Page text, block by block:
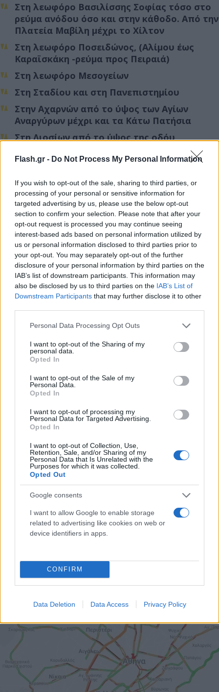
Flash.gr - Do Not Process My Personal Information
If you wish to opt-out of the sale, sharing to third parties, or
processing of your personal or sensitive information for
targeted advertising by us, please use the below opt-out
section to confirm your selection. Please note that after your
opt-out request is processed you may continue seeing
interest-based ads based on personal information utilized by
us or personal information disclosed to third parties prior to
your opt-out. You may separately opt-out of the further
disclosure of your personal information by third parties on the
IAB’s list of downstream participants. This information may
also be disclosed by us to third parties on the IAB’s List of
Downstream Participants that may further disclose it to other
Please note that this website/app uses one or more Google
not limited to your visit or usage behaviour. You may click to
grant or deny consent to Google and its third-party tags to
use your data for below specified purposes in below Google
consent section.
Personal Data Processing Opt Outs
I want to opt-out of the Sharing of my
personal data.
Opted In
I want to opt-out of the Sale of my
Personal Data.
Opted In
I want to opt-out of processing my
Personal Data for Targeted Advertising.
Opted In
I want to opt-out of Collection, Use,
Retention, Sale, and/or Sharing of my
Personal Data that Is Unrelated with the
Purposes for which it was collected.
Opted Out
Google consents
I want to allow Google to enable storage
related to advertising like cookies on web or
device identifiers in apps.
CONFIRM
Data Deletion Data Access Privacy Policy
Στη λεωφόρο Βασιλίσσης Σοφίας τόσο στο
ρεύμα ανόδου όσο και στην κάθοδο. Από την
Πλατεία Μαβίλη μέχρι το Χίλτον
Στη λεωφόρο Ποσειδώνος, (Αλίμου έως
Καραϊσκάκη -ρεύμα προς Πειραιά)
Στη λεωφόρο Μεσογείων
Στη Σταδίου και στη Πανεπιστημίου
Στην Αχαρνών από το ύψος των Αγίων
Αναργύρων μέχρι και τα Κάτω Πατήσια
Στη Λιοσίων από το ύψος της οδόυ
Στρατηγού Καλλάρη μέχρι την Αττική και τα
δυο ρεύματα βρίσκονται στο «κόκκινο»
ανόδου από τη διασταύρωση με την
Κωσταντινουπόλεως μέχρι τον Ελαιώνα και
από το Δαφνί μέχρι τα Διυλιστήρια
Σε δρόμους γύρω από το λιμάνι του Πειραιά